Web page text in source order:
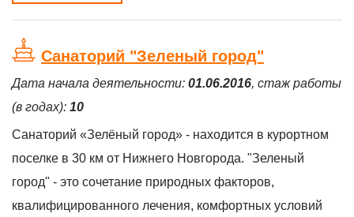
Санаторий "Зеленый город"
Дата начала деятельности: 01.06.2016, стаж работы
(в годах): 10
Санаторий «Зелёный город» - находится в курортном
поселке в 30 км от Нижнего Новгорода. "Зеленый
город" - это сочетание природных факторов,
квалифицированного лечения, комфортных условий